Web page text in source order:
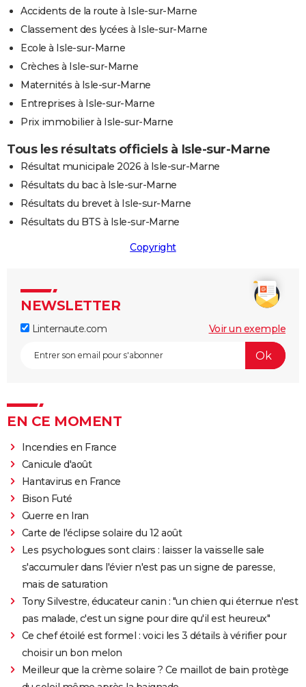
Accidents de la route à Isle-sur-Marne
Classement des lycées à Isle-sur-Marne
Ecole à Isle-sur-Marne
Crèches à Isle-sur-Marne
Maternités à Isle-sur-Marne
Entreprises à Isle-sur-Marne
Prix immobilier à Isle-sur-Marne
Tous les résultats officiels à Isle-sur-Marne
Résultat municipale 2026 à Isle-sur-Marne
Résultats du bac à Isle-sur-Marne
Résultats du brevet à Isle-sur-Marne
Résultats du BTS à Isle-sur-Marne
Copyright
NEWSLETTER
Linternaute.com Voir un exemple
EN CE MOMENT
Incendies en France
Canicule d'août
Hantavirus en France
Bison Futé
Guerre en Iran
Carte de l'éclipse solaire du 12 août
Les psychologues sont clairs : laisser la vaisselle sale
s'accumuler dans l'évier n'est pas un signe de paresse,
mais de saturation
Tony Silvestre, éducateur canin : "un chien qui éternue n'est
pas malade, c'est un signe pour dire qu'il est heureux"
Ce chef étoilé est formel : voici les 3 détails à vérifier pour
choisir un bon melon
Meilleur que la crème solaire ? Ce maillot de bain protège